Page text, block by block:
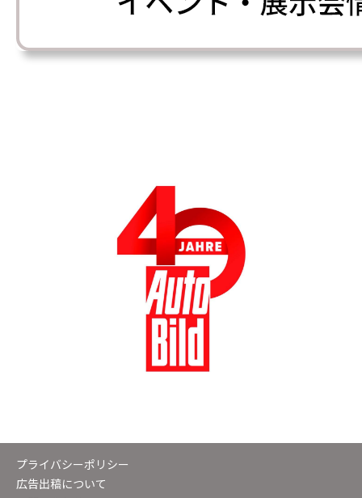
プライバシーポリシー
広告出稿について